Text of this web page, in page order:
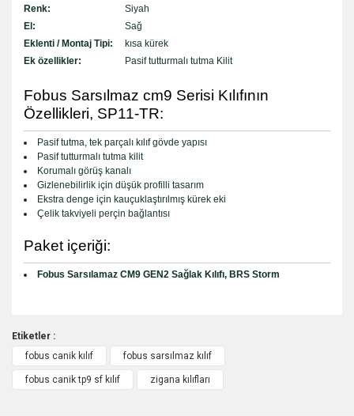
Renk:
Siyah
El:
Sağ
Eklenti / Montaj Tipi:
kısa kürek
Ek özellikler:
Pasif tutturmalı tutma Kilit
Fobus Sarsılmaz cm9 Serisi Kılıfının
Özellikleri, SP11-TR:
Pasif tutma, tek parçalı kılıf gövde yapısı
Pasif tutturmalı tutma kilit
Korumalı görüş kanalı
Gizlenebilirlik için düşük profilli tasarım
Ekstra denge için kauçuklaştırılmış kürek eki
Çelik takviyeli perçin bağlantısı
Paket içeriği:
Fobus Sarsılamaz CM9 GEN2 Sağlak Kılıfı, BRS Storm
Bu ürüne ilk yorumu siz yapın!
Etiketler :
fobus canik kılıf
fobus sarsılmaz kılıf
fobus canik tp9 sf kılıf zigana kılıfları